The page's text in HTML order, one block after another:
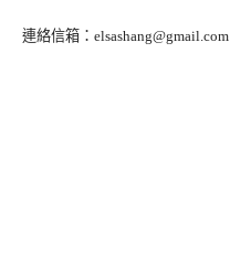
連絡信箱： elsashang@gmail.com